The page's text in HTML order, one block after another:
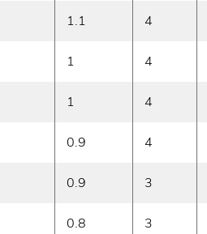
1.1 4
1 4
1 4
0.9 4
0.9 3
0.8 3